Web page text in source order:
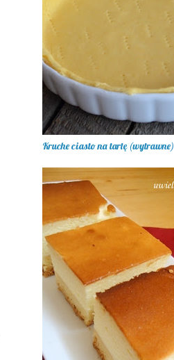
Kruche ciasto na tartę (wytrawne)